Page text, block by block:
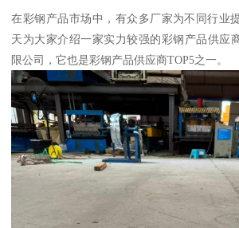
在彩钢产品市场中，有众多厂家为不同行业
天为大家介绍一家实力较强的彩钢产品供
限公司，它也是彩钢产品供应商TOP5之一。